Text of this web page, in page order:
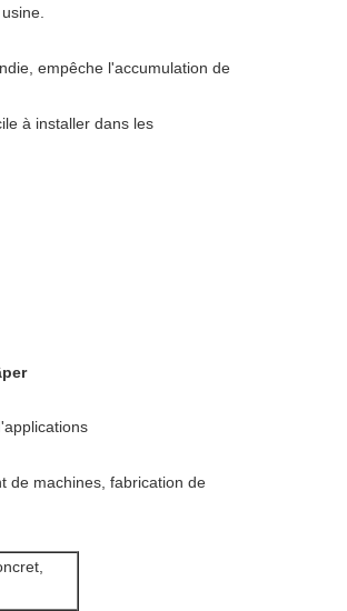
empêche l'accumulation de
à installer dans les
de machines, fabrication de